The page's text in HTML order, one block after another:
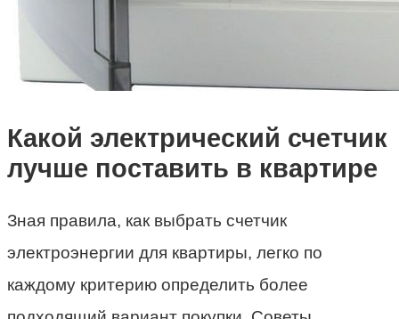
Какой электрический счетчик
лучше поставить в квартире
Зная правила, как выбрать счетчик
электроэнергии для квартиры, легко по
каждому критерию определить более